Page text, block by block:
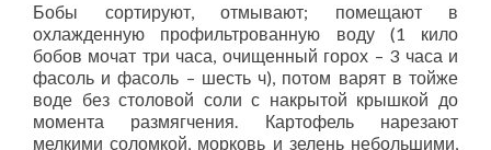
Бобы сортируют, отмывают; помещают в
охлажденную профильтрованную воду (1 кило
бобов мочат три часа, очищенный горох – 3 часа и
фасоль и фасоль – шесть ч), потом варят в тойже
воде без столовой соли с накрытой крышкой до
момента размягчения. Картофель нарезают
мелкими соломкой, морковь и зелень небольшими,